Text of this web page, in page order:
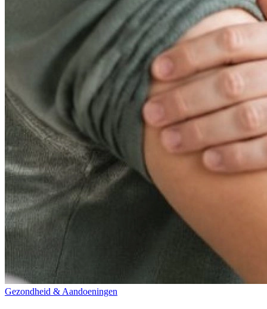
Gezondheid & Aandoeningen